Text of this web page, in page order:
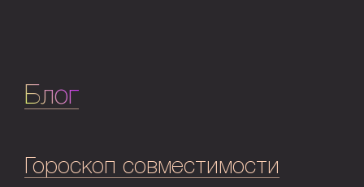
Блог
Гороскоп совместимости